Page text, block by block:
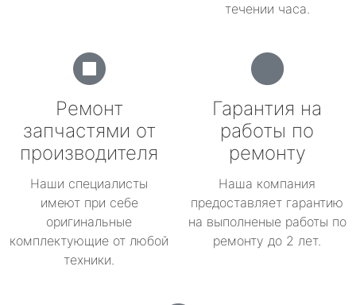
течении часа.
Ремонт
запчастями от
производителя
Наши специалисты
имеют при себе
оригинальные
комплектующие от любой
техники.
Гарантия на
работы по
ремонту
Наша компания
предоставляет гарантию
на выполненые работы по
ремонту до 2 лет.